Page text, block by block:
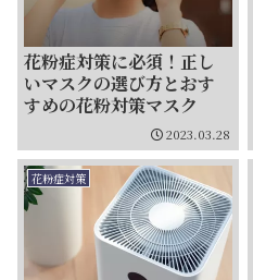
花粉症対策に必須！正し
いマスクの選び方とおす
すめの花粉対策マスク
2023.03.28
花粉症対策